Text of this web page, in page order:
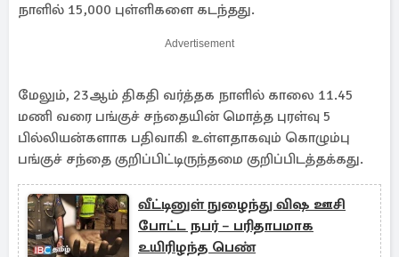
நாளில் 15,000 புள்ளிகளை கடந்தது.
Advertisement
மேலும், 23ஆம் திகதி வர்த்தக நாளில் காலை 11.45
மணி வரை பங்குச் சந்தையின் மொத்த புரள்வு 5
பில்லியன்களாக பதிவாகி உள்ளதாகவும் கொழும்பு
பங்குச் சந்தை குறிப்பிட்டிருந்தமை குறிப்பிடத்தக்கது.
வீட்டினுள் நுழைந்து விஷ ஊசி
போட்ட நபர் – பரிதாபமாக
உயிரிழந்த பெண்